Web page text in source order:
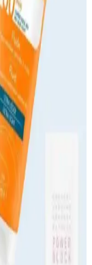
ışınlarına karşı
teknolojisiyle
azaltır ve
Cilt
önemli. 50 ve
avantaj sağlar,
Güneş